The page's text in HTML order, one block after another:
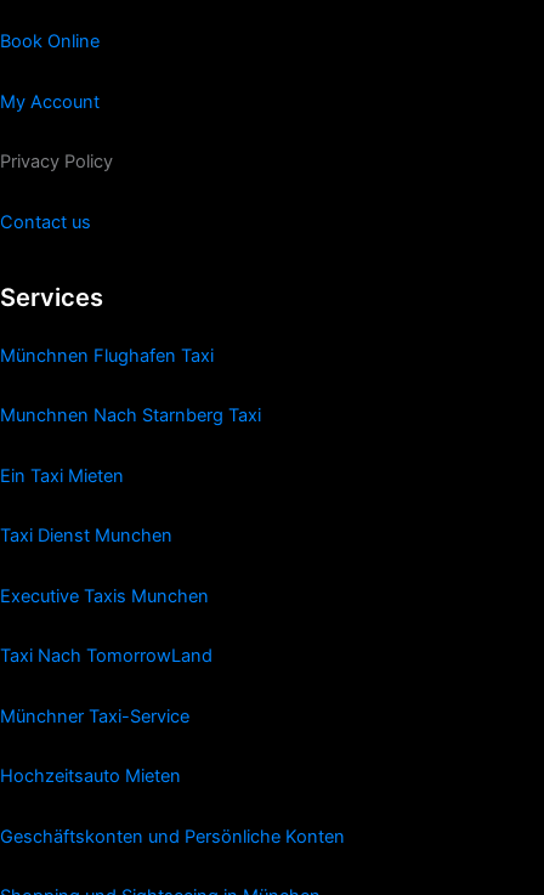
Book Online
My Account
Privacy Policy
Contact us
Services
Münchnen Flughafen Taxi
Munchnen Nach Starnberg Taxi
Ein Taxi Mieten
Taxi Dienst Munchen
Executive Taxis Munchen
Taxi Nach TomorrowLand
Münchner Taxi-Service
Hochzeitsauto Mieten
Geschäftskonten und Persönliche Konten